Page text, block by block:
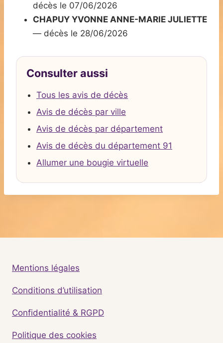
décès le 07/06/2026
CHAPUY YVONNE ANNE-MARIE JULIETTE
— décès le 28/06/2026
Consulter aussi
Tous les avis de décès
Avis de décès par ville
Avis de décès par département
Avis de décès du département 91
Allumer une bougie virtuelle
Mentions légales
Conditions d’utilisation
Confidentialité & RGPD
Politique des cookies